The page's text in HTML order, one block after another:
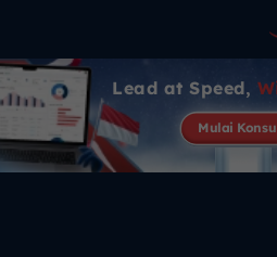
Lead at Speed,
Mulai